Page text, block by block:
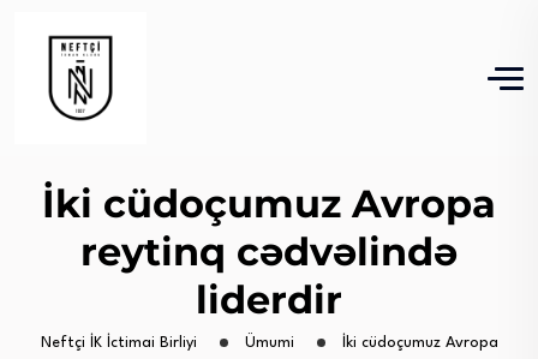
İki cüdoçumuz Avropa
reytinq cədvəlində
liderdir
Neftçi İK İctimai Birliyi Ümumi
İki cüdoçumuz Avropa